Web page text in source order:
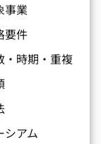
事業
要件
・時期・重複
シアム